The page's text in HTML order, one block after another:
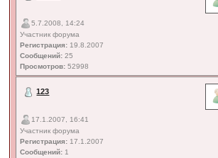
5.7.2008, 14:24
Участник форума
Регистрация: 19.8.2007
Сообщений: 25
Просмотров: 52998
123
17.1.2007, 16:41
Участник форума
Регистрация: 17.1.2007
Сообщений: 1